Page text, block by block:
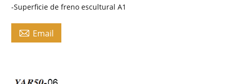
-Superficie de freno escultural A1
 Email